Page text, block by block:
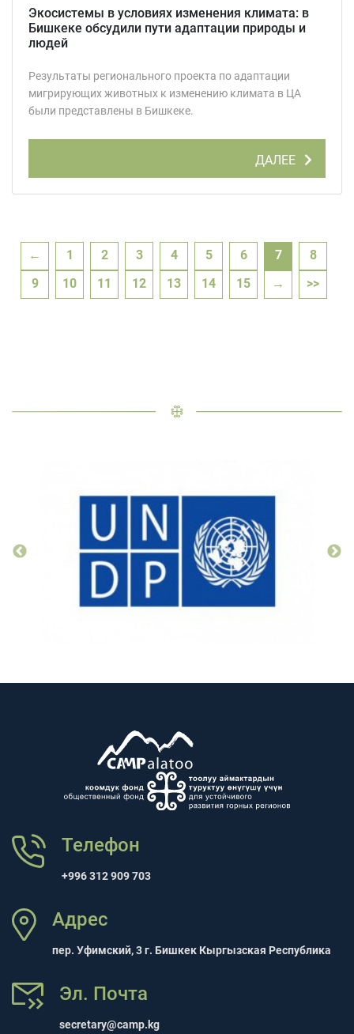
Экосистемы в условиях изменения климата: в
Бишкеке обсудили пути адаптации природы и
людей
Результаты регионального проекта по адаптации
мигрирующих животных к изменению климата в ЦА
были представлены в Бишкеке.
ДАЛЕЕ
← 1 2 3 4 5 6 7
8
9
10 11 12 13 14 15 → >>
Телефон
+996 312 909 703
Адрес
пер. Уфимский, 3 г. Бишкек Кыргызская Республика
Эл. Почта
secretary@camp.kg